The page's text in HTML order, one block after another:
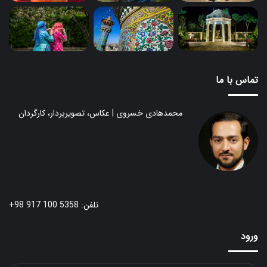
تماس با ما
محمدهادی خسروی | عکاس، تصویربردار، کارگردان
تلفن: 5358 100 917 98+
ورود